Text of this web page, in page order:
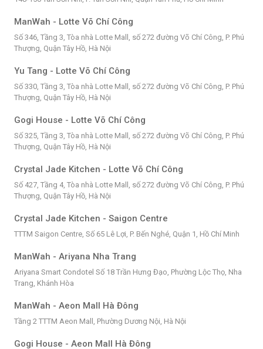
ManWah - Lotte Võ Chí Công
Số 346, Tầng 3, Tòa nhà Lotte Mall, số 272 đường Võ Chí Công, P. Phú
Thượng, Quận Tây Hồ, Hà Nội
Yu Tang - Lotte Võ Chí Công
Số 330, Tầng 3, Tòa nhà Lotte Mall, số 272 đường Võ Chí Công, P. Phú
Thượng, Quận Tây Hồ, Hà Nội
Gogi House - Lotte Võ Chí Công
Số 325, Tầng 3, Tòa nhà Lotte Mall, số 272 đường Võ Chí Công, P. Phú
Thượng, Quận Tây Hồ, Hà Nội
Crystal Jade Kitchen - Lotte Võ Chí Công
Số 427, Tầng 4, Tòa nhà Lotte Mall, số 272 đường Võ Chí Công, P. Phú
Thượng, Quận Tây Hồ, Hà Nội
Crystal Jade Kitchen - Saigon Centre
TTTM Saigon Centre, Số 65 Lê Lợi, P. Bến Nghé, Quận 1, Hồ Chí Minh
ManWah - Ariyana Nha Trang
Ariyana Smart Condotel Số 18 Trần Hưng Đạo, Phường Lộc Thọ, Nha
Trang, Khánh Hòa
ManWah - Aeon Mall Hà Đông
Tầng 2 TTTM Aeon Mall, Phường Dương Nội, Hà Nội
Gogi House - Aeon Mall Hà Đông